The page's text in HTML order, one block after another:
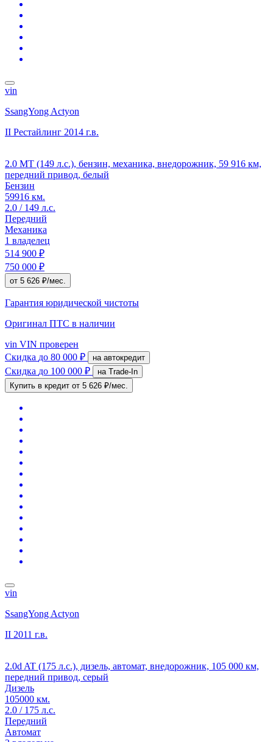
vin
SsangYong Actyon
II Рестайлинг 2014 г.в.
2.0 MT (149 л.с.), бензин, механика, внедорожник, 59 916 км,
передний привод, белый
Бензин
59916 км.
2.0 / 149 л.с.
Передний
Механика
1 владелец
514 900 ₽
750 000 ₽
от 5 626 ₽/мес.
Гарантия юридической чистоты
Оригинал ПТС в наличии
vin VIN проверен
Скидка до 80 000 ₽ на автокредит
Скидка до 100 000 ₽
на Trade-In
Купить в кредит от 5 626 ₽/мес.
vin
SsangYong Actyon
II 2011 г.в.
2.0d AT (175 л.с.), дизель, автомат, внедорожник, 105 000 км,
передний привод, серый
Дизель
105000 км.
2.0 / 175 л.с.
Передний
Автомат